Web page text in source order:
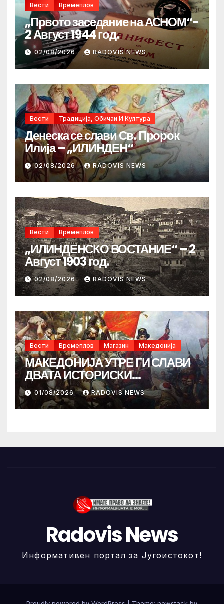
Вести Времеплов
„Првото заседание на АСНОМ“-
2 Август 1944 год.
02/08/2026 RADOVIS NEWS
Вести Традиција, Обичаи И Култура
Денеска се слави Св. Пророк
Илија – „ИЛИНДЕН“
02/08/2026 RADOVIS NEWS
Вести Времеплов
„ИЛИНДЕНСКО ВОСТАНИЕ“ – 2
Август 1903 год.
02/08/2026 RADOVIS NEWS
Вести Времеплов Магазин Македонија
МАКЕДОНИЈА УТРЕ ГИ СЛАВИ
ДВАТА ИСТОРИСКИ
ИЛИНДЕНА!
01/08/2026 RADOVIS NEWS
Radovis News
Информативен портал за Југоистокот!